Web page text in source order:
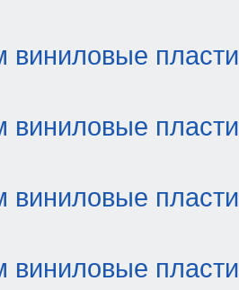
виниловые
виниловые
виниловые
виниловые